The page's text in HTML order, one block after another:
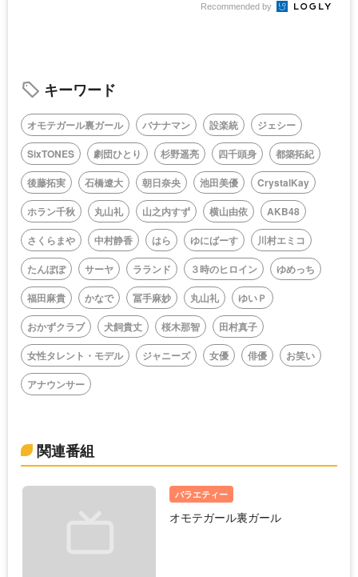
Recommended by
キーワード
オモテガール裏ガール バナナマン 設楽統
ジェシー
SixTONES
劇団ひとり 杉野遥亮 四千頭身
都築拓紀
後藤拓実
石橋遼大 朝日奈央 池田美優
CrystalKay
ホラン千秋
丸山礼 山之内すず 横山由依
AKB48
さくらまや
中村静香 はら ゆにばーす
川村エミコ
たんぽぽ
サーヤ ラランド ３時のヒロイン
ゆめっち
福田麻貴
かなで 冨手麻妙 丸山礼
ゆいＰ
おかずクラブ
犬飼貴丈 桜木那智
田村真子
女性タレント・モデル
ジャニーズ 女優 俳優
お笑い
アナウンサー
関連番組
バラエティー
オモテガール裏ガール